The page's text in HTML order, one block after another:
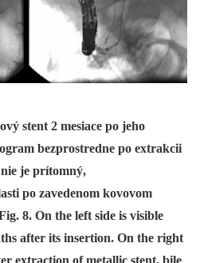
stent 2 mesiace po jeho
bezprostredne po extrakcii
je prítomný,
po zavedenom kovovom
8. On the left side is visible
after its insertion. On the right
extraction of metallic stent, bile